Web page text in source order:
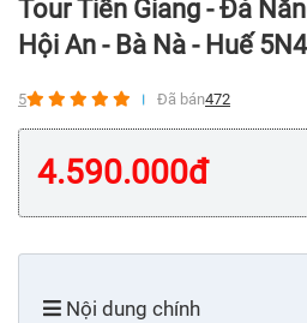
Tour Tiền Giang - Đà
Hội An - Bà Nà - Huế
5 Đã bán472
4.590.000đ
Nội dung chính